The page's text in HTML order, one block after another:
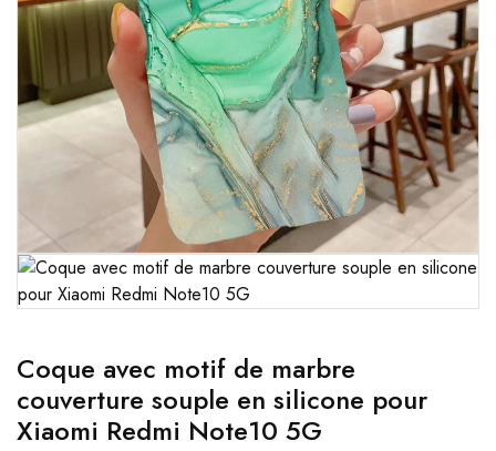
Coque avec motif de marbre
couverture souple en silicone pour
Xiaomi Redmi Note10 5G